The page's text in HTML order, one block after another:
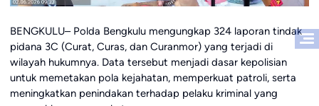
BENGKULU– Polda Bengkulu mengungkap 324 laporan tindak
pidana 3C (Curat, Curas, dan Curanmor) yang terjadi di
wilayah hukumnya. Data tersebut menjadi dasar kepolisian
untuk memetakan pola kejahatan, memperkuat patroli, serta
meningkatkan penindakan terhadap pelaku kriminal yang